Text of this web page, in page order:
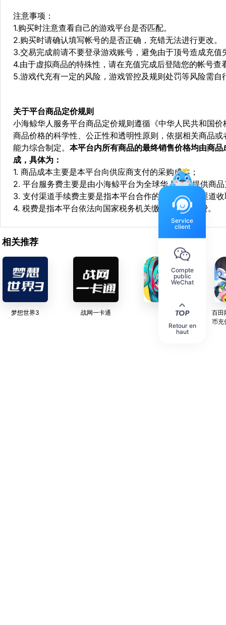
注意事项：
1.购买时注意查看自己的游戏平台是否匹配。
2.购买时请确认填写帐号的是否正确，充错无法进行更改。
3.交易完成前请不要登录游戏账号，避免由于顶号造成充值
4.由于虚拟商品的特殊性，请在充值完成后登陆您的帐号
5.游戏代充有一定的风险，游戏管控及规则处罚等风险需自
关于平台商品定价规则
小海鲸华人服务平台商品定价规则遵循《中华人民共和国
商品价格的科学性、公正性和透明性原则，依据相关商品
能力综合制定。 本平台内所有商品的最终销售价格均由商
成，具体为：
1. 商品成本主要是本平台向供应商支付的采购成本；
2. 平台服务费主要是由小海鲸平台为全球华人用户提供商
3. 支付渠道手续费主要是指本平台合作的第三方支付渠道
4. 税费是指本平台依法向国家税务机关缴纳的各项税费。
相关推荐
梦想世界3 战网一卡通
百田
币充
Service
client
Compte
public
WeChat
Retour en
haut